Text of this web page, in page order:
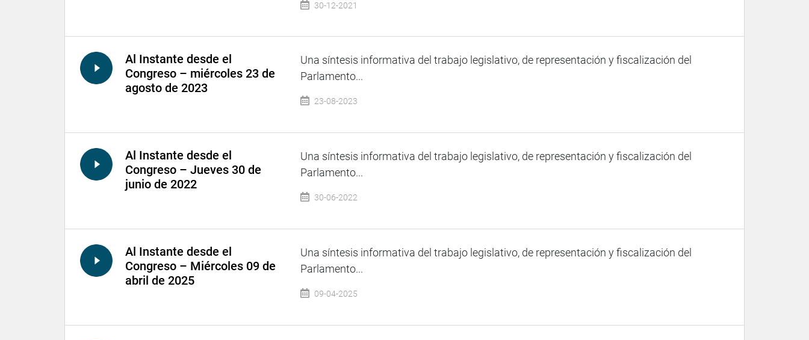
30-12-2021
Al Instante desde el
Congreso – miércoles 23 de
agosto de 2023
Una síntesis informativa del trabajo legislativo, de representación y fiscalización del
Parlamento...
23-08-2023
Al Instante desde el
Congreso – Jueves 30 de
junio de 2022
Una síntesis informativa del trabajo legislativo, de representación y fiscalización del
Parlamento...
30-06-2022
Al Instante desde el
Congreso – Miércoles 09 de
abril de 2025
Una síntesis informativa del trabajo legislativo, de representación y fiscalización del
Parlamento...
09-04-2025